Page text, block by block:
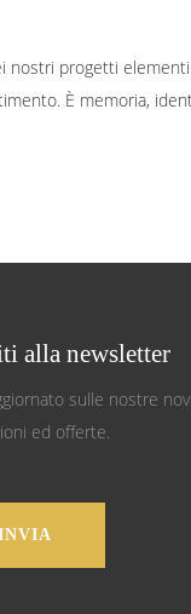
nostri progetti
È memoria,
alla newsletter
sulle nostre
ed offerte.